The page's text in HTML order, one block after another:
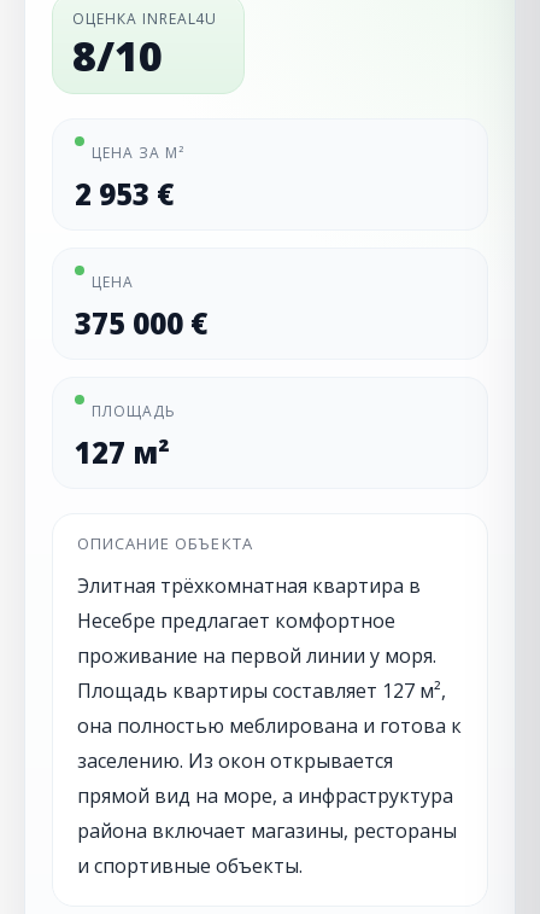
ОЦЕНКА INREAL4U
8/10
ЦЕНА ЗА М²
2 953 €
ЦЕНА
375 000 €
ПЛОЩАДЬ
127 м²
ОПИСАНИЕ ОБЪЕКТА
Элитная трёхкомнатная квартира в
Несебре предлагает комфортное
проживание на первой линии у моря.
Площадь квартиры составляет 127 м²,
она полностью меблирована и готова к
заселению. Из окон открывается
прямой вид на море, а инфраструктура
района включает магазины, рестораны
и спортивные объекты.